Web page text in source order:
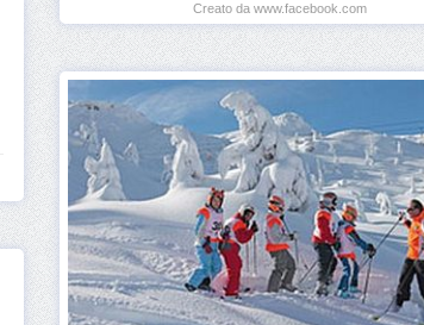
Creato da www.facebook.com